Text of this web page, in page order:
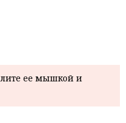
ее мышкой и